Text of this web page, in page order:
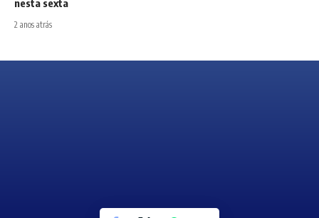
nesta sexta
2 anos atrás